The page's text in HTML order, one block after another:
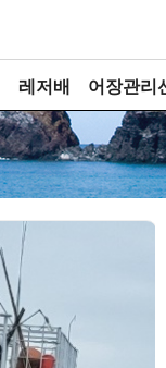
레저배 어장관리